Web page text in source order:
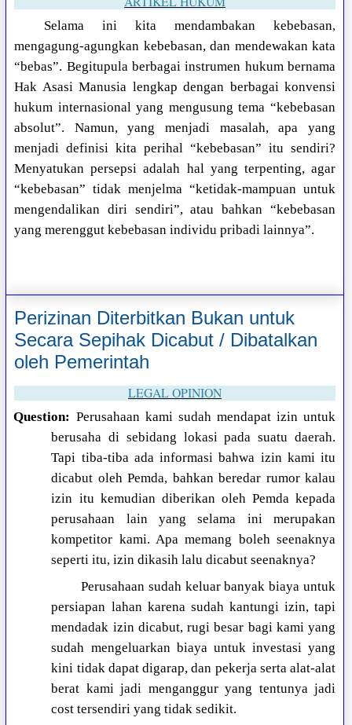
Selama ini kita mendambakan kebebasan,
mengagung-agungkan kebebasan, dan mendewakan kata
“bebas”. Begitupula berbagai instrumen hukum bernama
Hak Asasi Manusia lengkap dengan berbagai konvensi
hukum internasional yang mengusung tema “kebebasan
absolut”. Namun, yang menjadi masalah, apa yang
menjadi definisi kita perihal “kebebasan” itu sendiri?
Menyatukan persepsi adalah hal yang terpenting, agar
“kebebasan” tidak menjelma “ketidak-mampuan untuk
mengendalikan diri sendiri”, atau bahkan “kebebasan
yang merenggut kebebasan individu pribadi lainnya”.
Perizinan Diterbitkan Bukan untuk
Secara Sepihak Dicabut / Dibatalkan
oleh Pemerintah
LEGAL OPINION
Question: Perusahaan kami sudah mendapat izin untuk
berusaha di sebidang lokasi pada suatu daerah.
Tapi tiba-tiba ada informasi bahwa izin kami itu
dicabut oleh Pemda, bahkan beredar rumor kalau
izin itu kemudian diberikan oleh Pemda kepada
perusahaan lain yang selama ini merupakan
kompetitor kami. Apa memang boleh seenaknya
seperti itu, izin dikasih lalu dicabut seenaknya?
Perusahaan sudah keluar banyak biaya untuk
persiapan lahan karena sudah kantungi izin, tapi
mendadak izin dicabut, rugi besar bagi kami yang
sudah mengeluarkan biaya untuk investasi yang
kini tidak dapat digarap, dan pekerja serta alat-alat
berat kami jadi menganggur yang tentunya jadi
cost tersendiri yang tidak sedikit.